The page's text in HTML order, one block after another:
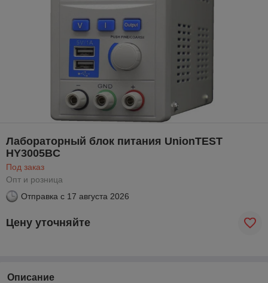
Лабораторный блок питания UnionTEST
HY3005BC
Под заказ
Опт и розница
Отправка с 17 августа 2026
Цену уточняйте
Описание